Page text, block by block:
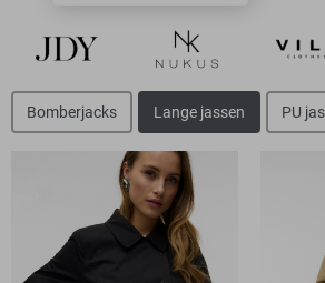
Bomberjacks Lange jassen PU